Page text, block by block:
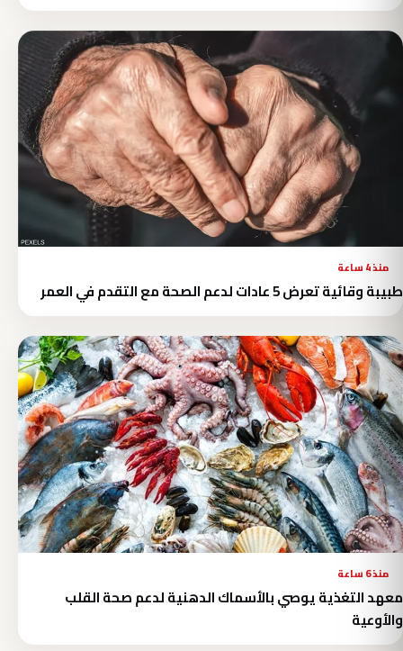
منذ 4 ساعة
طبيبة وقائية تعرض 5 عادات لدعم الصحة مع التقدم في العمر
منذ 6 ساعة
معهد التغذية يوصي بالأسماك الدهنية لدعم صحة القلب
والأوعية